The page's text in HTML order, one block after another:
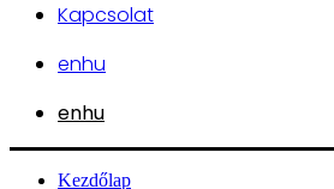
Kapcsolat
enhu
enhu
Kezdőlap